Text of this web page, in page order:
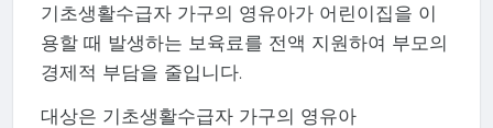
기초생활수급자 가구의 영유아가 어린이집을 이
용할 때 발생하는 보육료를 전액 지원하여 부모의
경제적 부담을 줄입니다.
대상은 기초생활수급자 가구의 영유아